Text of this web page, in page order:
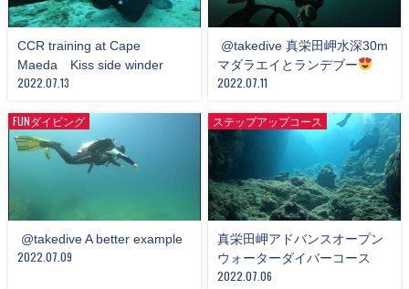
CCR training at Cape
Maeda Kiss side winder
2022.07.13
​ @takedive 真栄田岬水深30m
マダラエイとランデブー
2022.07.11
FUNダイビング
​ @takedive A better example
2022.07.09
ステップアップコース
真栄田岬アドバンスオープン
ウォーターダイバーコース
2022.07.06